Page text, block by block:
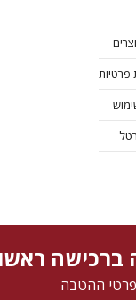
פרטיות
ההטבה